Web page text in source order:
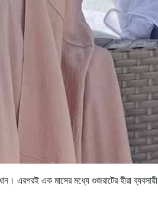
এরপরই এক মাসের মধ্যে গুজরাটের হীরা ব্যবসায়ী